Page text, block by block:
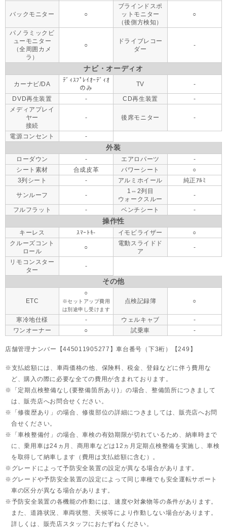
バックモニター ○
ブラインドスポ
ットモニター
（後側方検知）
○
パノラミックビ
ューモニター
（全周囲カメ
ラ）
○
ドライブレコー
ダー
-
ナビ・オーディオ
カーナビ/DA
ﾃﾞｨｽﾌﾟﾚｲｵｰﾃﾞｨｵ
のみ
TV -
DVD再生装置 - CD再生装置
-
メディアプレイ
ヤー
接続
- 後席モニター -
電源コンセント -
外装
ローダウン - エアロパーツ
-
シート素材
合成皮革 パワーシート
○
3列シート
- アルミホイール 純正ｱﾙﾐ
サンルーフ -
1⇔2列目
ウォークスルー
-
フルフラット - ベンチシート -
操作性
キーレス ｽﾏｰﾄｷ- イモビライザー
○
クルーズコント
ロール
○
電動スライドド
ア
-
リモコンスター
ター
-
その他
ETC
○
※セットアップ費用
は別途申し受けます
点検記録簿 ○
寒冷地仕様 - ウェルキャブ
-
ワンオーナー
○ 試乗車 -
店舗管理ナンバー【445011905277】車台番号（下3桁）【249】
支払総額には、車両価格の他、保険料、税金、登録などに伴う費用な
ど、購入の際に必要な全ての費用が含まれております。
「定期点検整備なし(要整備箇所あり)」の場合、整備箇所につきまして
は、販売店へお問合せください。
「修復歴あり」の場合、修復部位の詳細につきましては、販売店へお問
合せください。
「車検整備付」の場合、車検の有効期限が切れているため、納車時まで
に、乗用車は24ヵ月、 商用車などは12ヵ月定期点検整備を実施し、車検
を取得して納車します（費用は支払総額に含む）。
グレードによって予防安全装置の設定が異なる場合があります。
グレードや予防安全装置の設定によって同じ車種でも安全運転サポート
車の区分が異なる場合があります。
予防安全装置の各機能の作動には、速度や対象物等の条件があります。
また、道路状況、車両状態、天候等により作動しない場合があります。
詳しくは、販売店スタッフにおたずねください。